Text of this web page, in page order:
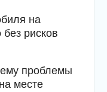
на
без рисков
проблемы
месте